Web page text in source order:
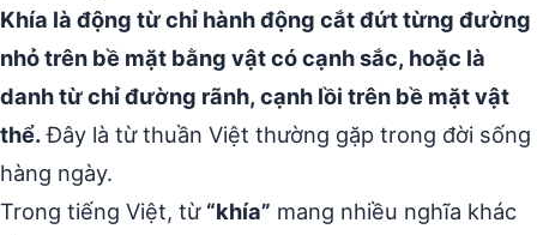
Khía là động từ chỉ hành động cắt đứt từng đường
nhỏ trên bề mặt bằng vật có cạnh sắc, hoặc là
danh từ chỉ đường rãnh, cạnh lồi trên bề mặt vật
thể.Đây là từ thuần Việt thường gặp trong đời sống
hàng ngày.
Trong tiếng Việt, từ “khía” mang nhiều nghĩa khác